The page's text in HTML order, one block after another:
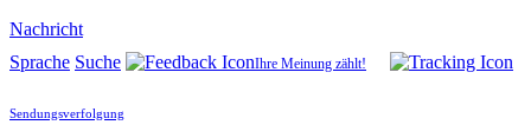
Nachricht
Sprache Suche Ihre Meinung zählt!
Sendungsverfolgung